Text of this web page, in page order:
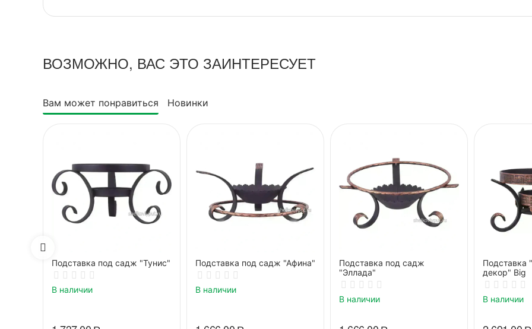
ВОЗМОЖНО, ВАС ЭТО ЗАИНТЕРЕСУЕТ
Вам может понравиться Новинки
Подставка под садж "Тунис"
В наличии
Подставка под садж "Афина"
В наличии
Подставка под садж
"Эллада"
В наличии
Подставка
декор" Big
В наличии